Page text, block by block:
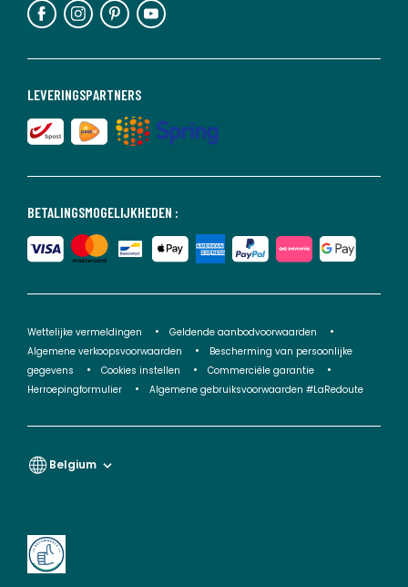
BETALINGSMOGELIJKHEDEN :
LEVERINGSPARTNERS
Wettelijke vermeldingen
Geldende aanbodvoorwaarden
Algemene verkoopsvoorwaarden
Bescherming van persoonlijke
gegevens
Cookies instellen
Commerciële garantie
Herroepingformulier
Algemene gebruiksvoorwaarden #LaRedoute
Belgium